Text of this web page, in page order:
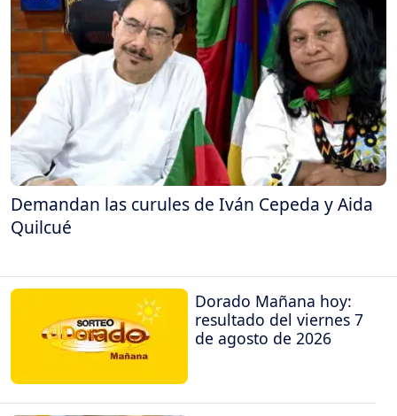
Demandan las curules de Iván Cepeda y Aida
Quilcué
Dorado Mañana hoy:
resultado del viernes 7
de agosto de 2026